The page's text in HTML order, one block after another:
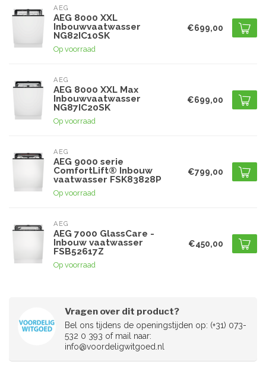
AEG
AEG 8000 XXL
Inbouwvaatwasser
NG82IC10SK
Op voorraad
€699,00
AEG
AEG 8000 XXL Max
Inbouwvaatwasser
NG87IC20SK
Op voorraad
€699,00
AEG
AEG 9000 serie
ComfortLift® Inbouw
vaatwasser FSK83828P
Op voorraad
€799,00
AEG
AEG 7000 GlassCare -
Inbouw vaatwasser
FSB52617Z
Op voorraad
€450,00
Vragen over dit product?
Bel ons tijdens de openingstijden op: (+31) 073-
532 0 393 of mail naar:
info@voordeligwitgoed.nl